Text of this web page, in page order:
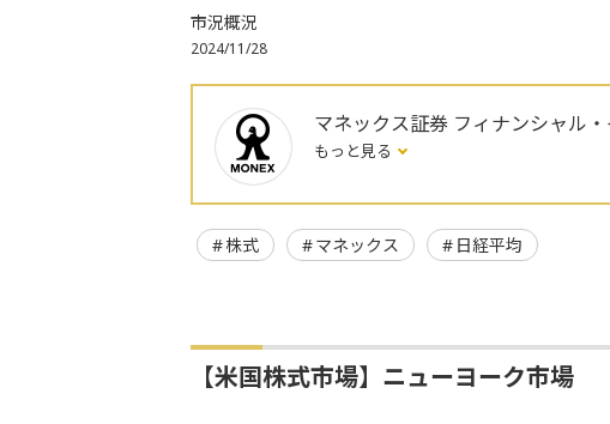
市況概況
2024/11/28
マネックス証券 フィナンシャル
もっと見る
株式 マネックス 日経平均
【米国株式市場】ニューヨーク市場